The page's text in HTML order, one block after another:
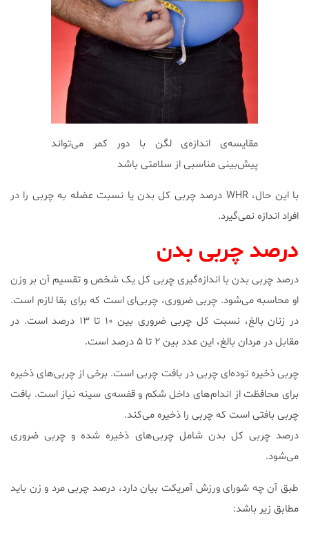
مقایسه‌ی اندازه‌ی لگن با دور کمر می‌تواند
پیش‌بینی مناسبی از سلامتی باشد
با این حال، WHR درصد چربی کل بدن یا نسبت عضله به چربی را در
افراد اندازه نمی‌گیرد.
درصد چربی بدن
درصد چربی بدن با اندازه‌گیری چربی کل یک شخص و تقسیم آن بر وزن
او محاسبه می‌شود. چربی ضروری، چربی‌ای است که برای بقا لازم است.
در زنان بالغ، نسبت کل چربی ضروری بین ۱۰ تا ۱۳ درصد است. در
مقابل در مردان بالغ، این عدد بین ۲ تا ۵ درصد است.
چربی ذخیره توده‌ای چربی در بافت چربی است. برخی از چربی‌های ذخیره
برای محافظت از اندام‌های داخل شکم و قفسه‌ی سینه نیاز است. بافت
چربی بافتی است که چربی را ذخیره می‌کند.
درصد چربی کل بدن شامل چربی‌های ذخیره شده و چربی ضروری
می‌شود.
طبق آن چه شورای ورزش آمریکت بیان دارد، درصد چربی مرد و زن باید
مطابق زیر باشد: